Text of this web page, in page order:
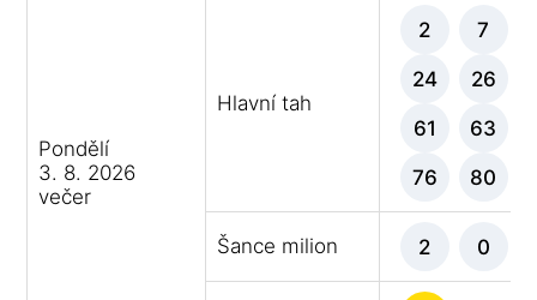
Pondělí
3. 8. 2026
večer
Hlavní tah
2 7
24 26
61 63
76 80
Šance milion 2 0